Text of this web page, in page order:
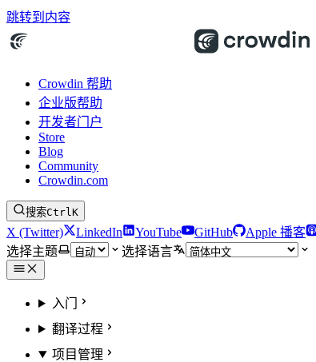
跳转到内容
Crowdin 帮助
企业版帮助
开发者门户
Store
Blog
Community
Crowdin.com
搜索CtrlK
X (Twitter) LinkedIn YouTube GitHub Apple 播客
选择主题
选择语言
入门
翻译过程
项目管理